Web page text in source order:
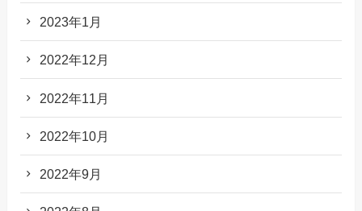
2023年1月
2022年12月
2022年11月
2022年10月
2022年9月